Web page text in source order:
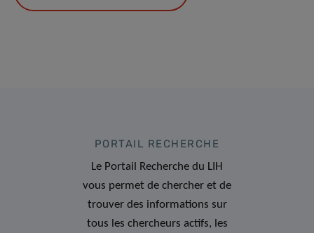
PORTAIL RECHERCHE
Le Portail Recherche du LIH
vous permet de chercher et de
trouver des informations sur
tous les chercheurs actifs, les